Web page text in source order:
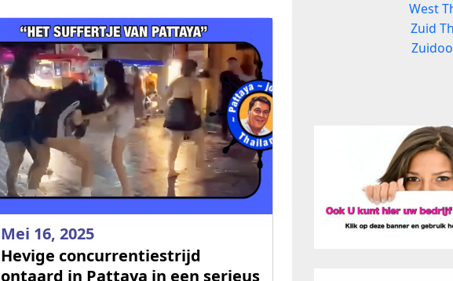
Mei 16, 2025
Hevige concurrentiestrijd
ontaard in Pattaya in een serieus
West
Zuid